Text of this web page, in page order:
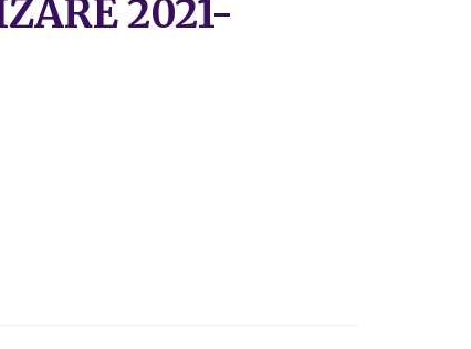
2021-